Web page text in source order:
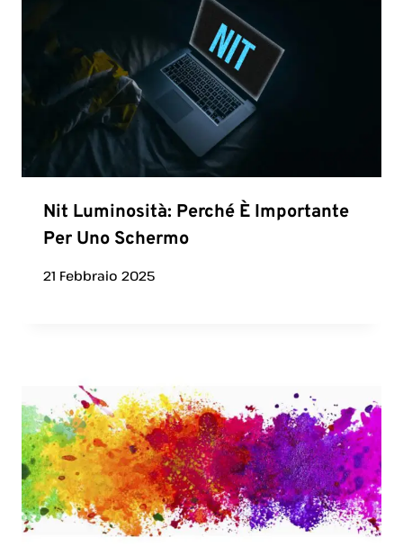
Nit Luminosità: Perché È Importante
Per Uno Schermo
21 Febbraio 2025